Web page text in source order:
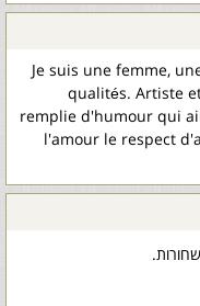
Je suis une femme,
qualités. Artiste
remplie d'humour qui
l'amour le respect